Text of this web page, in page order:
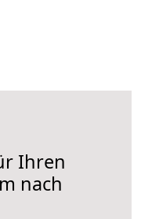
Ihren
nach